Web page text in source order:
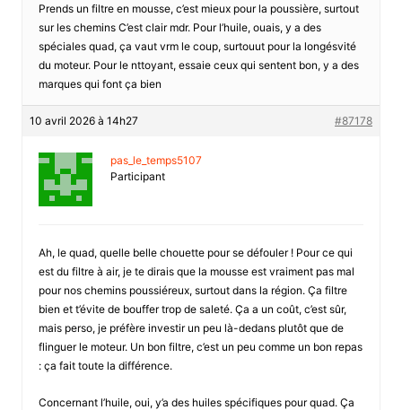
Prends un filtre en mousse, c’est mieux pour la poussière, surtout
sur les chemins C’est clair mdr. Pour l’huile, ouais, y a des
spéciales quad, ça vaut vrm le coup, surtouut pour la longésvité
du moteur. Pour le nttoyant, essaie ceux qui sentent bon, y a des
marques qui font ça bien
10 avril 2026 à 14h27 #87178
pas_le_temps5107
Participant
Ah, le quad, quelle belle chouette pour se défouler ! Pour ce qui
est du filtre à air, je te dirais que la mousse est vraiment pas mal
pour nos chemins poussiéreux, surtout dans la région. Ça filtre
bien et t’évite de bouffer trop de saleté. Ça a un coût, c’est sûr,
mais perso, je préfère investir un peu là-dedans plutôt que de
flinguer le moteur. Un bon filtre, c’est un peu comme un bon repas
: ça fait toute la différence.
Concernant l’huile, oui, y’a des huiles spécifiques pour quad. Ça